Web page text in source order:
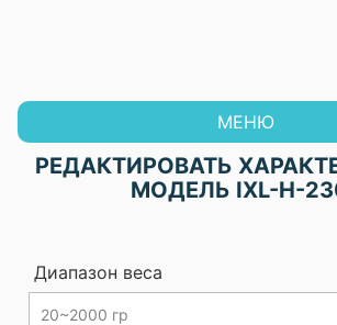
МЕНЮ
РЕДАКТИРОВАТЬ
МОДЕЛЬ IXL-H-
Диапазон веса